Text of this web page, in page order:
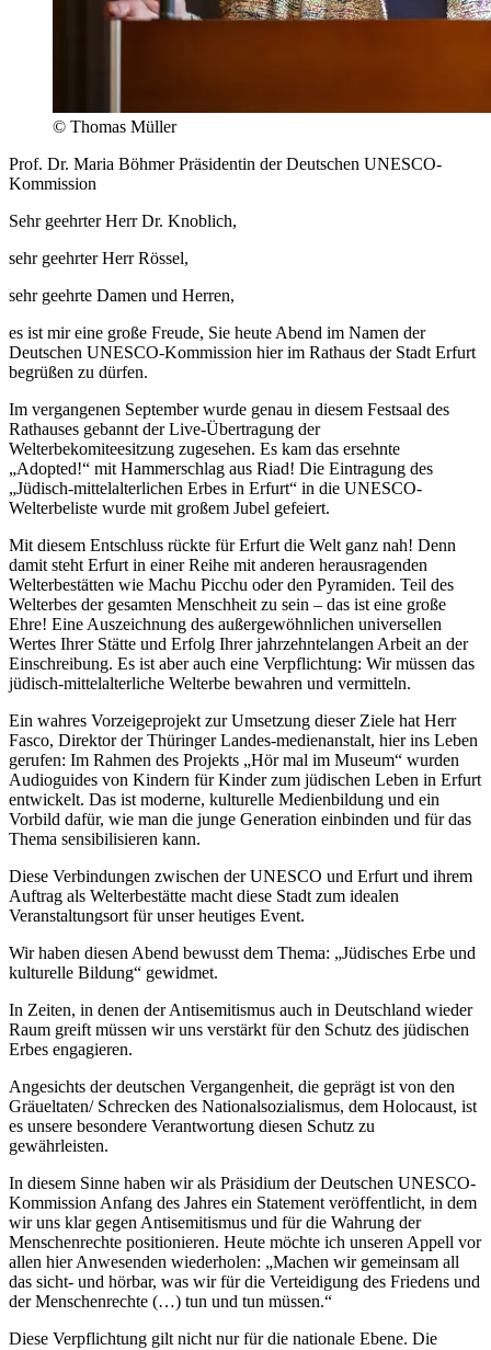
© Thomas Müller
Prof. Dr. Maria Böhmer Präsidentin der Deutschen UNESCO-
Kommission
Sehr geehrter Herr Dr. Knoblich,
sehr geehrter Herr Rössel,
sehr geehrte Damen und Herren,
es ist mir eine große Freude, Sie heute Abend im Namen der
Deutschen UNESCO-Kommission hier im Rathaus der Stadt Erfurt
begrüßen zu dürfen.
Im vergangenen September wurde genau in diesem Festsaal des
Rathauses gebannt der Live-Übertragung der
Welterbekomiteesitzung zugesehen. Es kam das ersehnte
„Adopted!“ mit Hammerschlag aus Riad! Die Eintragung des
„Jüdisch-mittelalterlichen Erbes in Erfurt“ in die UNESCO-
Welterbeliste wurde mit großem Jubel gefeiert.
Mit diesem Entschluss rückte für Erfurt die Welt ganz nah! Denn
damit steht Erfurt in einer Reihe mit anderen herausragenden
Welterbestätten wie Machu Picchu oder den Pyramiden. Teil des
Welterbes der gesamten Menschheit zu sein – das ist eine große
Ehre! Eine Auszeichnung des außergewöhnlichen universellen
Wertes Ihrer Stätte und Erfolg Ihrer jahrzehntelangen Arbeit an der
Einschreibung. Es ist aber auch eine Verpflichtung: Wir müssen das
jüdisch-mittelalterliche Welterbe bewahren und vermitteln.
Ein wahres Vorzeigeprojekt zur Umsetzung dieser Ziele hat Herr
Fasco, Direktor der Thüringer Landes-medienanstalt, hier ins Leben
gerufen: Im Rahmen des Projekts „Hör mal im Museum“ wurden
Audioguides von Kindern für Kinder zum jüdischen Leben in Erfurt
entwickelt. Das ist moderne, kulturelle Medienbildung und ein
Vorbild dafür, wie man die junge Generation einbinden und für das
Thema sensibilisieren kann.
Diese Verbindungen zwischen der UNESCO und Erfurt und ihrem
Auftrag als Welterbestätte macht diese Stadt zum idealen
Veranstaltungsort für unser heutiges Event.
Wir haben diesen Abend bewusst dem Thema: „Jüdisches Erbe und
kulturelle Bildung“ gewidmet.
In Zeiten, in denen der Antisemitismus auch in Deutschland wieder
Raum greift müssen wir uns verstärkt für den Schutz des jüdischen
Erbes engagieren.
Angesichts der deutschen Vergangenheit, die geprägt ist von den
Gräueltaten/ Schrecken des Nationalsozialismus, dem Holocaust, ist
es unsere besondere Verantwortung diesen Schutz zu
gewährleisten.
In diesem Sinne haben wir als Präsidium der Deutschen UNESCO-
Kommission Anfang des Jahres ein Statement veröffentlicht, in dem
wir uns klar gegen Antisemitismus und für die Wahrung der
Menschenrechte positionieren. Heute möchte ich unseren Appell vor
allen hier Anwesenden wiederholen: „Machen wir gemeinsam all
das sicht- und hörbar, was wir für die Verteidigung des Friedens und
der Menschenrechte (…) tun und tun müssen.“
Diese Verpflichtung gilt nicht nur für die nationale Ebene. Die